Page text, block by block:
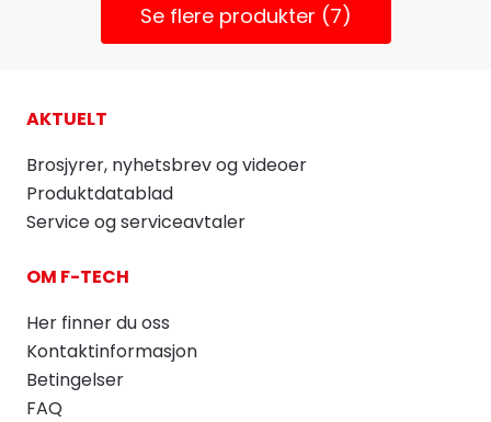
Se flere produkter (7)
AKTUELT
Brosjyrer, nyhetsbrev og videoer
Produktdatablad
Service og serviceavtaler
OM F-TECH
Her finner du oss
Kontaktinformasjon
Betingelser
FAQ